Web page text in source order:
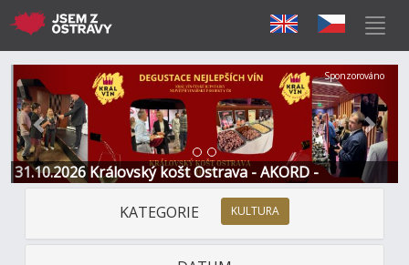
31.10.2026 Královský košt Ostrava - AKORD -
Restaurace a Hotel
Předchozí Další
Sponzorováno
KATEGORIE KULTURA